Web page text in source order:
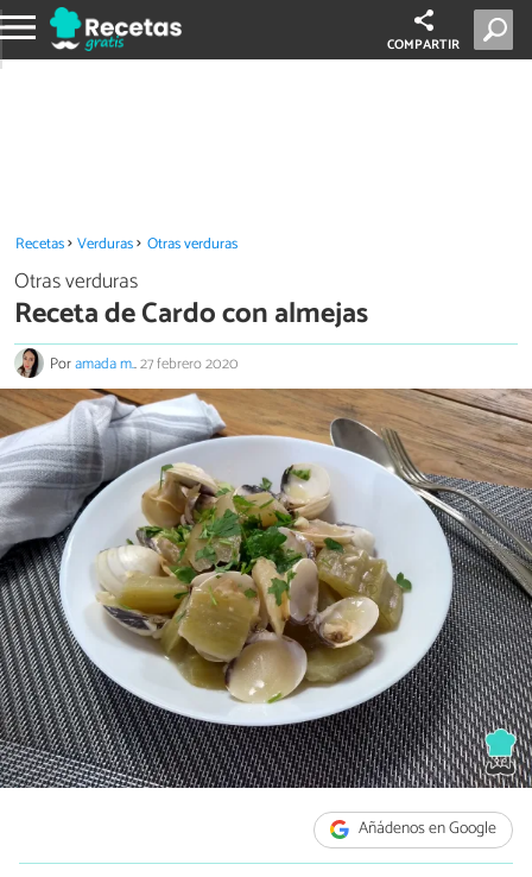
COMPARTIR
Recetas Verduras Otras verduras
Otras verduras
Receta de Cardo con almejas
Poramada m..27 febrero 2020
Añádenos en Google